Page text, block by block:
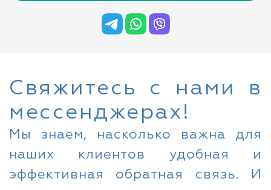
Свяжитесь с нами в
мессенджерах!
Мы знаем, насколько важна для
наших клиентов удобная и
эффективная обратная связь. И